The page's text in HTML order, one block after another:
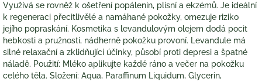
Využívá se rovněž k ošetření popálenin, plísní a ekzémů. Je ideální
k regeneraci přecitlivělé a namáhané pokožky, omezuje riziko
jejího popraskání. Kosmetika s levandulovým olejem dodá pocit
hebkosti a pružnosti, nádherně pokožku provoní. Levandule má
silné relaxační a zklidňující účinky, působí proti depresi a špatné
náladě. Použití: Mléko aplikujte každé ráno a večer na pokožku
celého těla. Složení: Aqua, Paraffinum Liquidum, Glycerin,